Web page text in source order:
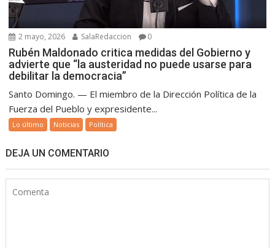
2 mayo, 2026 SalaRedaccion 0
Rubén Maldonado critica medidas del Gobierno y
advierte que “la austeridad no puede usarse para
debilitar la democracia”
Santo Domingo. — El miembro de la Dirección Política de la
Fuerza del Pueblo y expresidente...
Lo último Noticias Política
DEJA UN COMENTARIO